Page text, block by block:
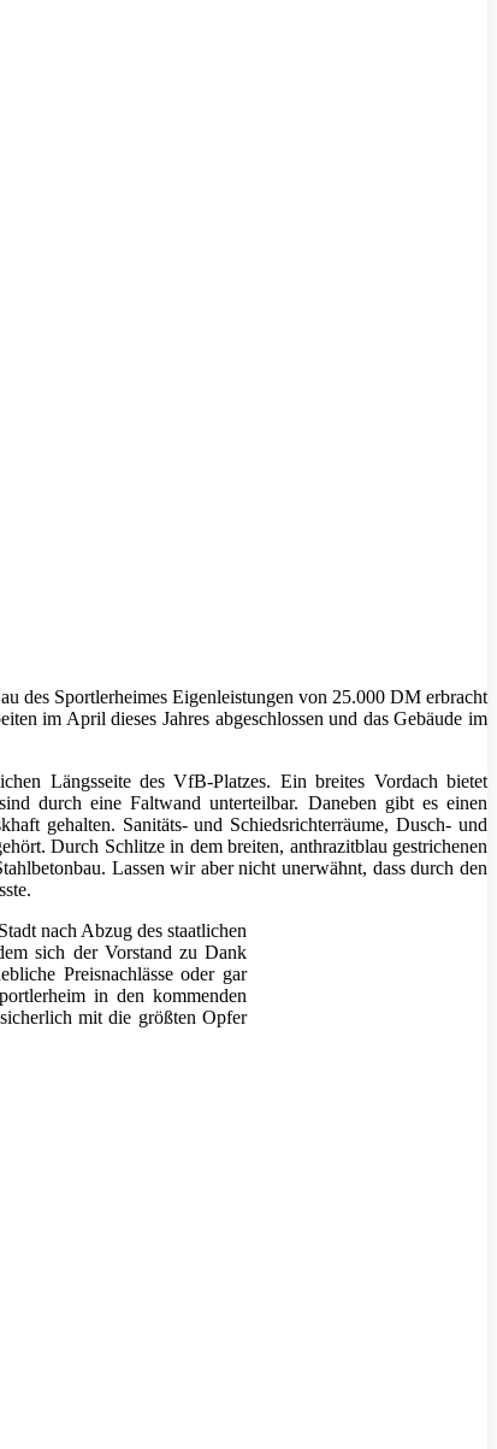
des Sportlerheimes Eigenleistungen von 25.000 DM erbracht
im April dieses Jahres abgeschlossen und das Gebäude im
Längsseite des VfB-Platzes. Ein breites Vordach bietet
durch eine Faltwand unterteilbar. Daneben gibt es einen
gehalten. Sanitäts- und Schiedsrichterräume, Dusch- und
Durch Schlitze in dem breiten, anthrazitblau gestrichenen
Lassen wir aber nicht unerwähnt, dass durch den
nach Abzug des staatlichen
sich der Vorstand zu Dank
Preisnachlässe oder gar
in den kommenden
mit die größten Opfer